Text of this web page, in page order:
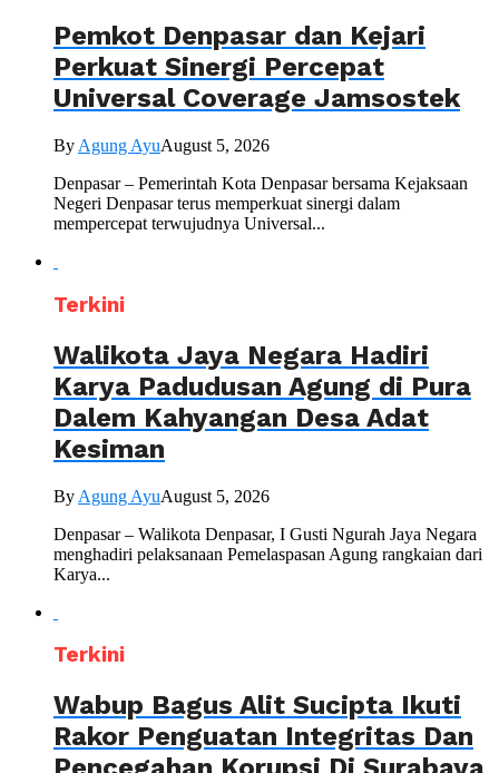
Pemkot Denpasar dan Kejari
Perkuat Sinergi Percepat
Universal Coverage Jamsostek
By Agung AyuAugust 5, 2026
Denpasar – Pemerintah Kota Denpasar bersama Kejaksaan
Negeri Denpasar terus memperkuat sinergi dalam
mempercepat terwujudnya Universal...
Terkini
Walikota Jaya Negara Hadiri
Karya Padudusan Agung di Pura
Dalem Kahyangan Desa Adat
Kesiman
By Agung AyuAugust 5, 2026
Denpasar – Walikota Denpasar, I Gusti Ngurah Jaya Negara
menghadiri pelaksanaan Pemelaspasan Agung rangkaian dari
Karya...
Terkini
Wabup Bagus Alit Sucipta Ikuti
Rakor Penguatan Integritas Dan